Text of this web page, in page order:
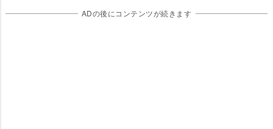
ADの後にコンテンツが続きます